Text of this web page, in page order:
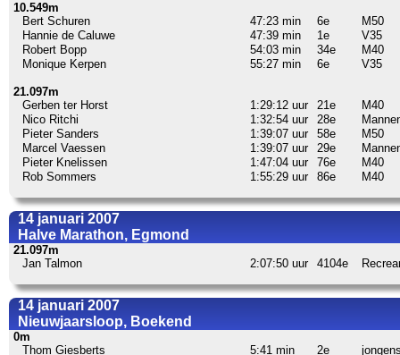
10.549m
Bert Schuren
47:23 min 6e
M50
Hannie de Caluwe
47:39 min 1e
V35
Robert Bopp
54:03 min 34e
M40
Monique Kerpen
55:27 min 6e V35
21.097m
Gerben ter Horst
1:29:12 uur 21e
M40
Nico Ritchi
1:32:54 uur 28e
Pieter Sanders
1:39:07 uur 58e
M50
Marcel Vaessen
1:39:07 uur 29e
Pieter Knelissen
1:47:04 uur 76e
M40
Rob Sommers
1:55:29 uur 86e M40
14 januari 2007
Halve Marathon, Egmond
21.097m
Jan Talmon
2:07:50 uur 4104e
14 januari 2007
Nieuwjaarsloop, Boekend
0m
Thom Giesberts
5:41 min 2e